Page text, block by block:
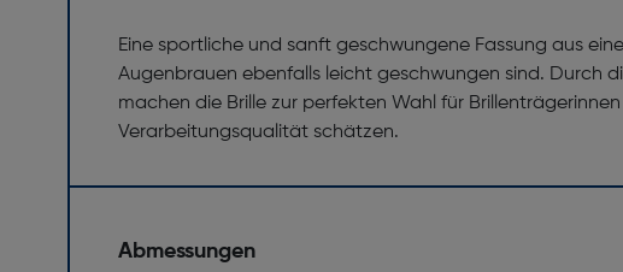
Eine sportliche und sanft geschwungene Fassung aus
Augenbrauen ebenfalls leicht geschwungen sind. Durch
machen die Brille zur perfekten Wahl für
Verarbeitungsqualität schätzen.
Abmessungen